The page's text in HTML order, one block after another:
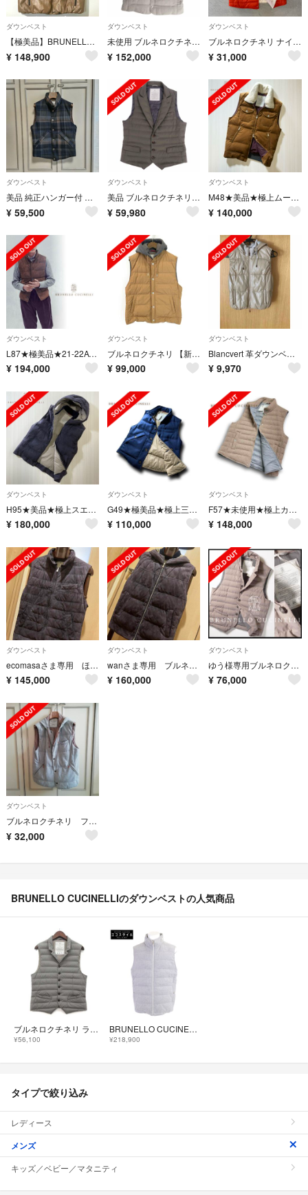
ダウンベスト
【極美品】BRUNELLO CUCINELLI ダウンベスト レザー ベージュ
¥ 148,900
ダウンベスト
未使用 ブルネロクチネリ BRUNELLO CUCINELLI ベスト ダウンベスト フード付き リネン ウール シルク メンズ XL グレー
¥ 152,000
ダウンベスト
ブルネロクチネリ ナイロン ダウンベスト オレンジ 50 ダウン ベスト ジレ
¥ 31,000
ダウンベスト
美品 純正ハンガー付 ブルネロクチネリ ダウンベスト ｘｓ カシミヤ
¥ 59,500
ダウンベスト
美品 ブルネロクチネリ BRUNELLO CUCINELLI ベスト ジレ ダウンベスト ナイロン 無地 アウター メンズ S カーキブラウン
¥ 59,980
ダウンベスト
M48★美品★極上ムートン襟＆ベルベット ダウンベスト ブルネロクチネリ
¥ 140,000
ダウンベスト
L87★極美品★21-22AW★極上レザー ダウンベスト ブルネロクチネリ
¥ 194,000
ダウンベスト
ブルネロクチネリ 【新品同様/国内正規】LAK889754 スウェットｘナイロン フーディダウン L
¥ 99,000
ダウンベスト
Blancvert 革ダウンベスト
¥ 9,970
ダウンベスト
H95★美品★極上スエードレザー フードつきダウンジャケット ブルネロクチネリ
¥ 180,000
ダウンベスト
G49★極美品★極上三者混ダウンベスト ブルネロクチネリ ネイビー ブルー XS
¥ 110,000
ダウンベスト
F57★未使用★極上カシミヤ100% ダウンベスト ブルネロクチネリ ベージュ
¥ 148,000
ダウンベスト
ecomasaさま専用 ほぼ未使用 ブルネロクチネリ スエード ダウンベストXS
¥ 145,000
ダウンベスト
wanさま専用 ブルネロクチネリ スエードカシミヤ ダウンベスト46
¥ 160,000
ダウンベスト
ゆう様専用ブルネロクチネリウォーターレジスタントナイロングースダウンベストM
¥ 76,000
ダウンベスト
ブルネロクチネリ フード付きベスト サイズM
¥ 32,000
BRUNELLO CUCINELLIのダウンベストの人気商品
ブルネロクチネリ ライト ダウン ベスト ジレ グレー XS MM4591601
¥56,100
BRUNELLO CUCINELLI ブルネロクチネリ 【美品/国内正規/23年製】MM4851714 ウールｘシルクｘカシミヤ ダウン L
¥218,900
タイプで絞り込み
レディース
メンズ
キッズ／ベビー／マタニティ